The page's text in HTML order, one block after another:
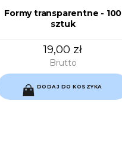
Formy transparentne - 100
sztuk
19,00 zł
Brutto
DODAJ DO KOSZYKA